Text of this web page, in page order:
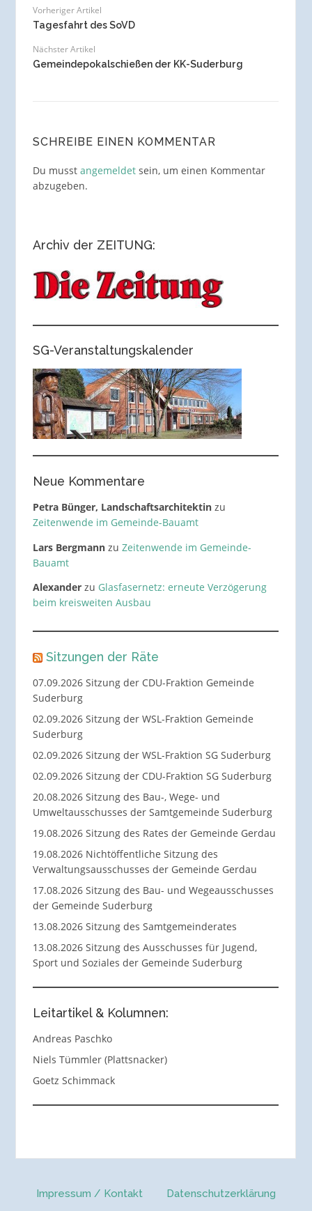
Vorheriger Artikel
Tagesfahrt des SoVD
Nächster Artikel
Gemeindepokalschießen der KK-Suderburg
SCHREIBE EINEN KOMMENTAR
Du musst angemeldetsein, um einen Kommentar
abzugeben.
Archiv der ZEITUNG:
SG-Veranstaltungskalender
Neue Kommentare
Petra Bünger, Landschaftsarchitektinzu
Zeitenwende im Gemeinde-Bauamt
Lars Bergmannzu Zeitenwende im Gemeinde-
Bauamt
Alexanderzu Glasfasernetz: erneute Verzögerung
beim kreisweiten Ausbau
Sitzungen der Räte
07.09.2026 Sitzung der CDU-Fraktion Gemeinde
Suderburg
02.09.2026 Sitzung der WSL-Fraktion Gemeinde
Suderburg
02.09.2026 Sitzung der WSL-Fraktion SG Suderburg
02.09.2026 Sitzung der CDU-Fraktion SG Suderburg
20.08.2026 Sitzung des Bau-, Wege- und
Umweltausschusses der Samtgemeinde Suderburg
19.08.2026 Sitzung des Rates der Gemeinde Gerdau
19.08.2026 Nichtöffentliche Sitzung des
Verwaltungsausschusses der Gemeinde Gerdau
17.08.2026 Sitzung des Bau- und Wegeausschusses
der Gemeinde Suderburg
13.08.2026 Sitzung des Samtgemeinderates
13.08.2026 Sitzung des Ausschusses für Jugend,
Sport und Soziales der Gemeinde Suderburg
Leitartikel & Kolumnen:
Andreas Paschko
Niels Tümmler (Plattsnacker)
Goetz Schimmack
Impressum / Kontakt Datenschutzerklärung